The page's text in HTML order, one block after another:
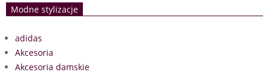
Modne stylizacje
adidas
Akcesoria
Akcesoria damskie